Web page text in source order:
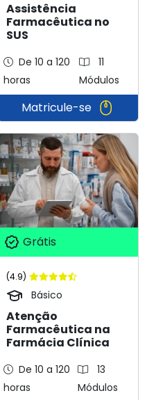
Assistência
Farmacêutica no
SUS
De 10 a 120
horas
11
Módulos
Matricule-se
Grátis
(4.9)
Básico
Atenção
Farmacêutica na
Farmácia Clínica
De 10 a 120
horas
13
Módulos